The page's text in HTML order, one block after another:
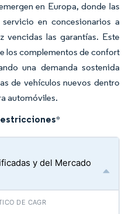
en Europa, donde las
en concesionarios a
vencidas las garantías. Este
los complementos de confort
una demanda sostenida
de vehículos nuevos dentro
automóviles.
*
y del Mercado